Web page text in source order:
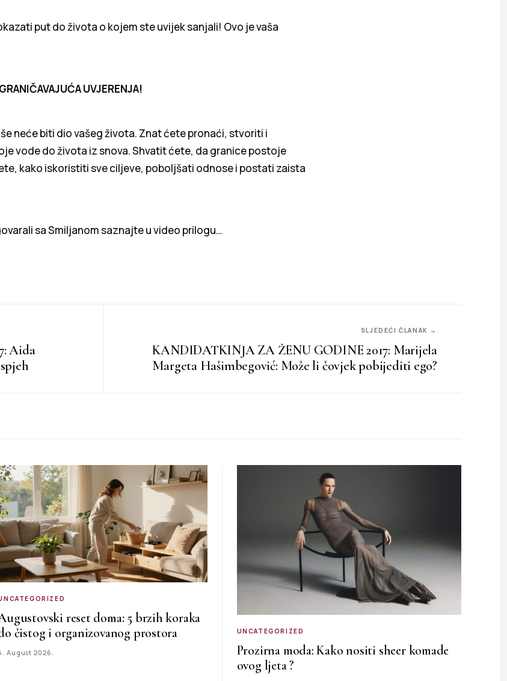
put do života o kojem ste uvijek sanjali! Ovo je vaša
UVJERENJA!
neće biti dio vašeg života. Znat ćete pronaći, stvoriti i
vode do života iz snova. Shvatit ćete, da granice postoje
kako iskoristiti sve ciljeve, poboljšati odnose i postati zaista
sa Smiljanom saznajte u video prilogu…
Aida
SLJEDEĆI ČLANAK →
KANDIDATKINJA ZA ŽENU GODINE 2017: Marijela
Margeta Hašimbegović: Može li čovjek pobijediti ego?
reset doma: 5 brzih koraka
čistog i organizovanog prostora
August 2026.
UNCATEGORIZED
Prozirna moda: Kako nositi sheer komade
ovog ljeta ?